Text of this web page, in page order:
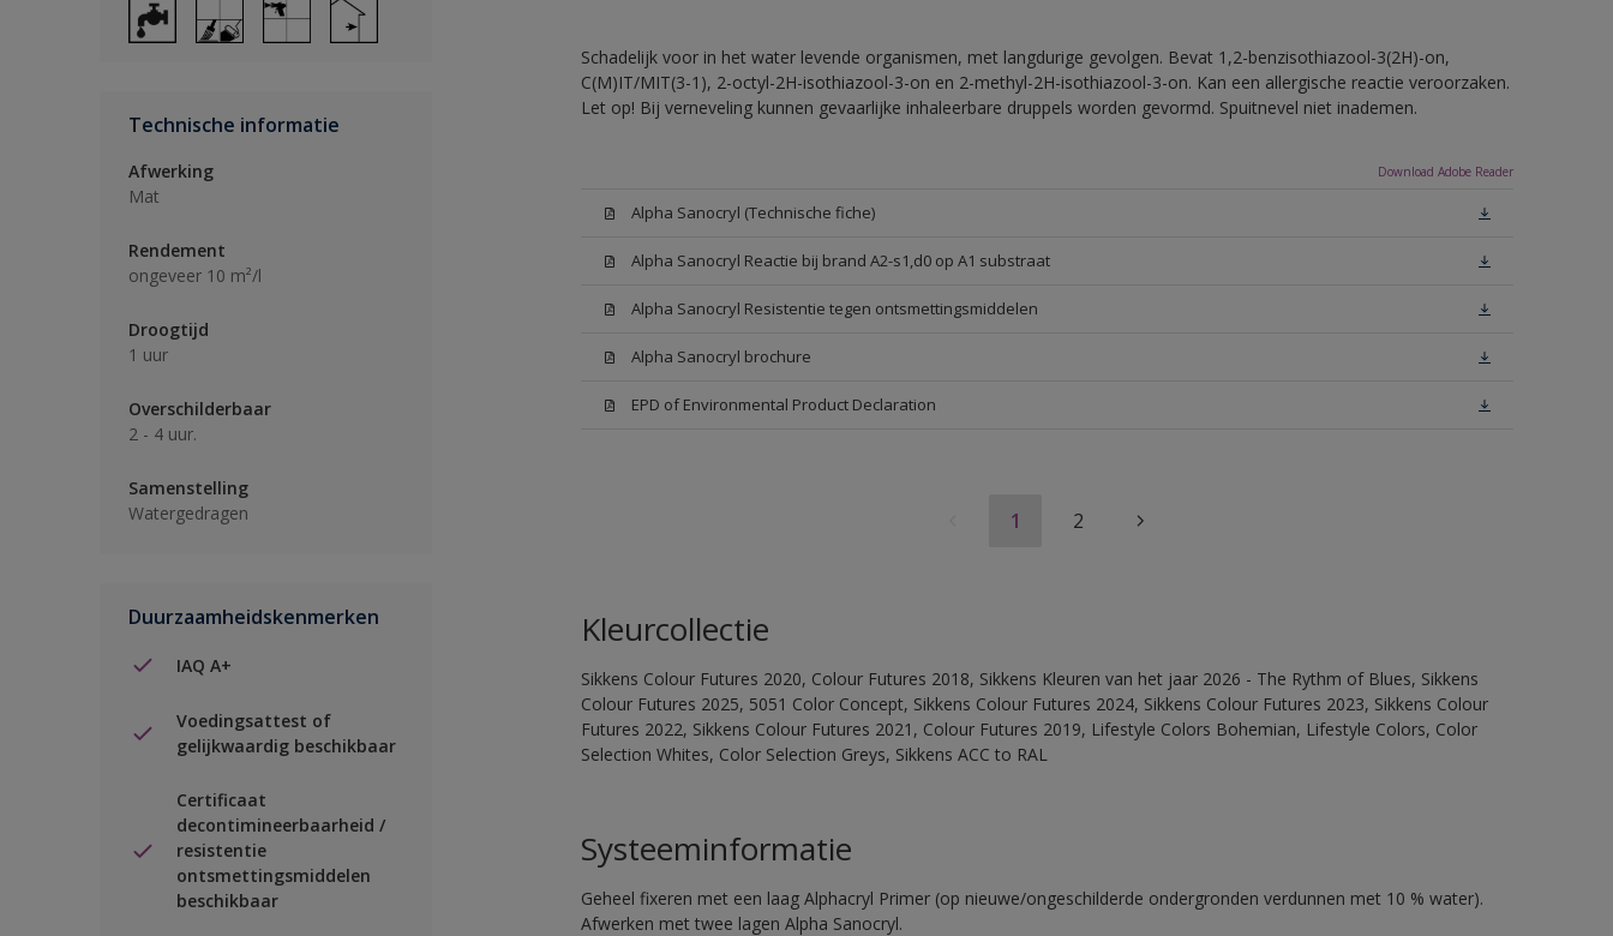
Technische informatie
Afwerking
Mat
Rendement
ongeveer 10 m²/l
Droogtijd
1 uur
Overschilderbaar
2 - 4 uur.
Samenstelling
Watergedragen
Duurzaamheidskenmerken
IAQ A+
Voedingsattest of
gelijkwaardig beschikbaar
Certificaat
decontimineerbaarheid /
resistentie
ontsmettingsmiddelen
beschikbaar
Schadelijk voor in het water levende organismen, met langdurige gevolgen. Bevat 1,2-benzisothiazool-3(2H)-on,
C(M)IT/MIT(3-1), 2-octyl-2H-isothiazool-3-on en 2-methyl-2H-isothiazool-3-on. Kan een allergische reactie veroorzaken.
Let op! Bij verneveling kunnen gevaarlijke inhaleerbare druppels worden gevormd. Spuitnevel niet inademen.
Download Adobe Reader
Alpha Sanocryl (Technische fiche)
Alpha Sanocryl Reactie bij brand A2-s1,d0 op A1 substraat
Alpha Sanocryl Resistentie tegen ontsmettingsmiddelen
Alpha Sanocryl brochure
EPD of Environmental Product Declaration
1 2
Kleurcollectie
Sikkens Colour Futures 2020, Colour Futures 2018, Sikkens Kleuren van het jaar 2026 - The Rythm of Blues, Sikkens
Colour Futures 2025, 5051 Color Concept, Sikkens Colour Futures 2024, Sikkens Colour Futures 2023, Sikkens Colour
Futures 2022, Sikkens Colour Futures 2021, Colour Futures 2019, Lifestyle Colors Bohemian, Lifestyle Colors, Color
Selection Whites, Color Selection Greys, Sikkens ACC to RAL
Systeeminformatie
Geheel fixeren met een laag Alphacryl Primer (op nieuwe/ongeschilderde ondergronden verdunnen met 10 % water).
Afwerken met twee lagen Alpha Sanocryl.